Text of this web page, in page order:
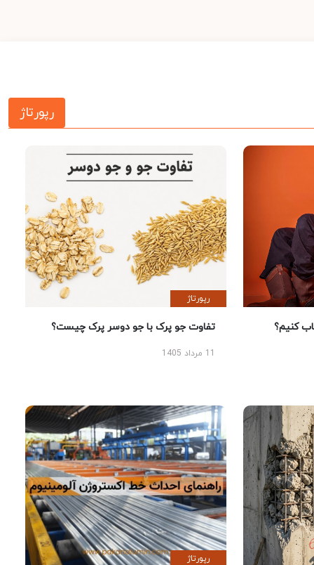
رپورتاژ
کنیم؟
رپورتاژ
تفاوت جو پرک با جو دوسر پرک چیست؟
رپورتاژ